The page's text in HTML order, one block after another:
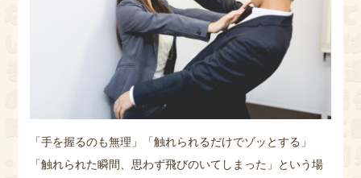
「手を握るのも無理」「触れられるだけでゾッとする」
「触れられた瞬間、思わず飛びのいてしまった」という場